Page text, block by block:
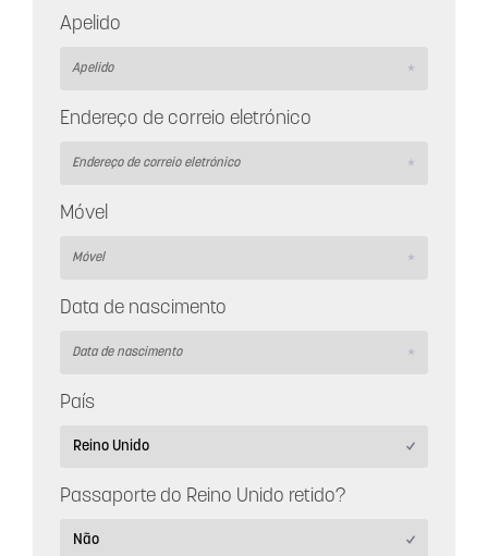
Apelido
Endereço de correio eletrónico
Móvel
Data de nascimento
País
Passaporte do Reino Unido retido?